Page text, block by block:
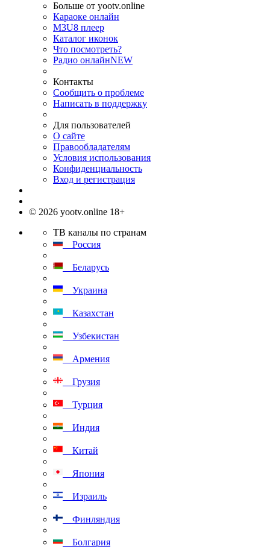
Больше от yootv.online
Караоке онлайн
M3U8 плеер
Каталог иконок
Что посмотреть?
Радио онлайнNEW
Контакты
Сообщить о проблеме
Написать в поддержку
Для пользователей
О сайте
Правообладателям
Условия использования
Конфиденциальность
Вход и регистрация
© 2026 yootv.online 18+
ТВ каналы по странам
Россия
Беларусь
Украина
Казахстан
Узбекистан
Армения
Грузия
Турция
Индия
Китай
Япония
Израиль
Финляндия
Болгария